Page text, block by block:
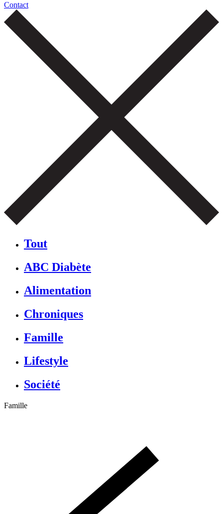
Contact
Tout
ABC Diabète
Alimentation
Chroniques
Famille
Lifestyle
Société
Famille